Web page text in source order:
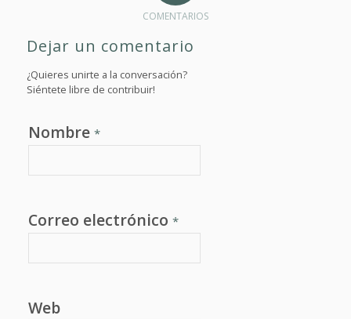
COMENTARIOS
Dejar un comentario
¿Quieres unirte a la conversación?
Siéntete libre de contribuir!
Nombre *
Correo electrónico *
Web